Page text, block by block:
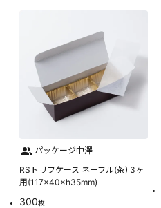
パッケージ中澤
RSトリフケース ネーフル(茶) 3ヶ
用(117×40×h35mm)
300枚